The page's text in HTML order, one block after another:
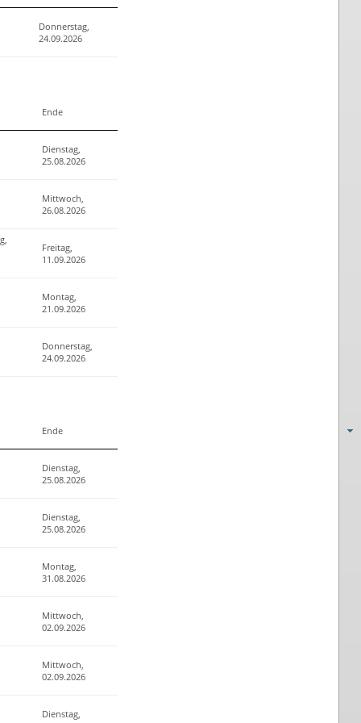
Donnerstag,
24.09.2026
Ende
Dienstag,
25.08.2026
Mittwoch,
26.08.2026
Freitag,
11.09.2026
Montag,
21.09.2026
Donnerstag,
24.09.2026
Ende
Dienstag,
25.08.2026
Dienstag,
25.08.2026
Montag,
31.08.2026
Mittwoch,
02.09.2026
Mittwoch,
02.09.2026
Dienstag,